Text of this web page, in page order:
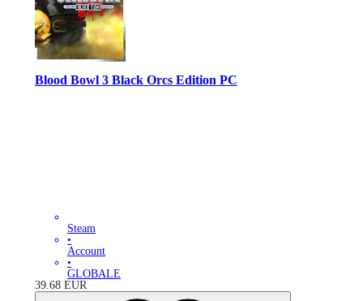
Blood Bowl 3 Black Orcs Edition PC
Steam
•
Account
•
GLOBALE
39.68 EUR